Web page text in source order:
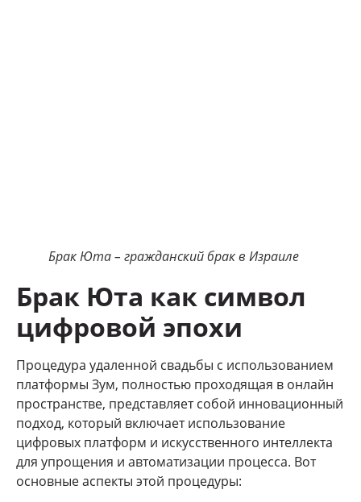
Брак Юта – гражданский брак в Израиле
Брак Юта как символ
цифровой эпохи
Процедура удаленной свадьбы с использованием
платформы Зум, полностью проходящая в онлайн
пространстве, представляет собой инновационный
подход, который включает использование
цифровых платформ и искусственного интеллекта
для упрощения и автоматизации процесса. Вот
основные аспекты этой процедуры: